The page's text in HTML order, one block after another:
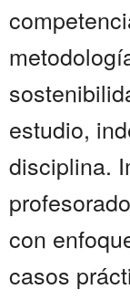
estudio,
disciplina.
con
casos